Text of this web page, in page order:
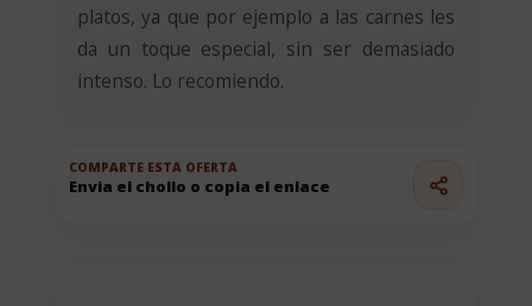
platos, ya que por ejemplo a las carnes les
da un toque especial, sin ser demasiado
intenso. Lo recomiendo.
COMPARTE ESTA OFERTA
Envia el chollo o copia el enlace